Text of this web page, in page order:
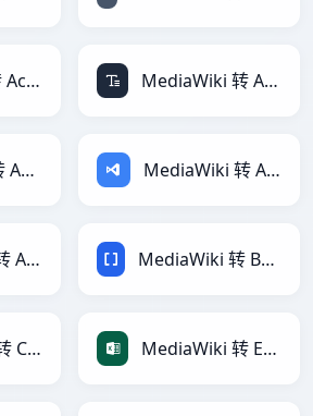
MediaWiki 转 ActionScript MediaWiki 转 ASCII
MediaWiki 转 AsciiDoc MediaWiki 转 ASP
MediaWiki 转 Avro MediaWiki 转 BBCode
MediaWiki 转 CSV MediaWiki 转 Excel